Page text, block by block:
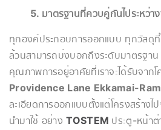
5. มาตรฐานที่ควบคู่กันไประหว่า
ทุกองค์ประกอบการออกแบบ ทุกวัสดุที่
ล้วนสามารถบ่งบอกถึงระดับมาตรฐาน
คุณภาพการอยู่อาศัยที่เราจะได้รับจาก
Providence Lane Ekkamai-
ละเอียดการออกแบบตั้งแต่โครงสร้าง
นำมาใช้ อย่างTOSTEM ประตู-หน้า